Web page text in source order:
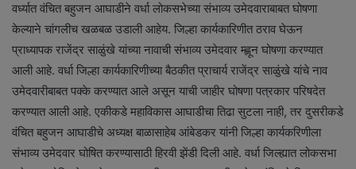
वर्ध्यात वंचित बहुजन आघाडीने वर्धा लोकसभेच्या संभाव्य उमेदवाराबाबत घोषणा
केल्याने चांगलीच खळबळ उडाली आहेय. जिल्हा कार्यकारिणीत ठराव घेऊन
प्राध्यापक राजेंद्र साळुंखे यांच्या नावाची संभाव्य उमेदवार म्ह्णून घोषणा करण्यात
आली आहे. वर्धा जिल्हा कार्यकारिणीच्या बैठकीत प्राचार्य राजेंद्र साळुंखे यांचे नाव
उमेदवारीबाबत पक्के करण्यात आले असून याची जाहीर घोषणा पत्रकार परिषदेत
करण्यात आली आहे. एकीकडे महाविकास आघाडीचा तिढा सुटला नाही, तर दुसरीकडे
वंचित बहुजन आघाडीचे अध्यक्ष बाळासाहेब आंबेडकर यांनी जिल्हा कार्यकरिणीला
संभाव्य उमेदवार घोषित करण्यासाठी हिरवी झेंडी दिली आहे. वर्धा जिल्ह्यात लोकसभा